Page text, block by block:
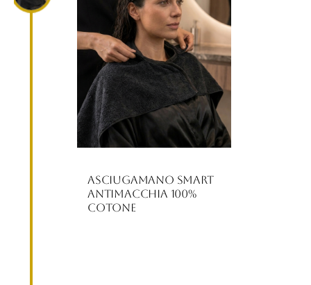
Asciugamano Smart
Antimacchia 100%
Cotone